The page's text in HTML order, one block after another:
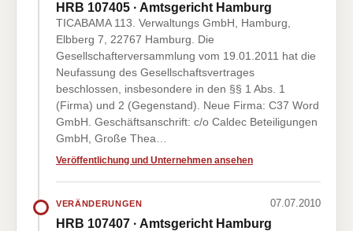
HRB 107405 · Amtsgericht Hamburg
TICABAMA 113. Verwaltungs GmbH, Hamburg,
Elbberg 7, 22767 Hamburg. Die
Gesellschafterversammlung vom 19.01.2011 hat die
Neufassung des Gesellschaftsvertrages
beschlossen, insbesondere in den §§ 1 Abs. 1
(Firma) und 2 (Gegenstand). Neue Firma: C37 Word
GmbH. Geschäftsanschrift: c/o Caldec Beteiligungen
GmbH, Große Thea…
Veröffentlichung und Unternehmen ansehen
VERÄNDERUNGEN 07.07.2010
HRB 107407 · Amtsgericht Hamburg